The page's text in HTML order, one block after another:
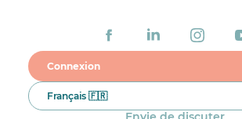
Connexion
Français 🇫🇷